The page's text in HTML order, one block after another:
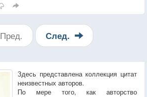
Пред. След.
Здесь представлена коллекция цитат
неизвестных авторов.
По мере того, как авторство